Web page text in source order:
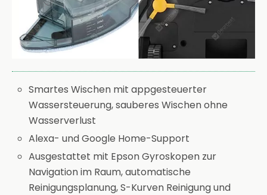
Smartes Wischen mit appgesteuerter
Wassersteuerung, sauberes Wischen ohne
Wasserverlust
Alexa- und Google Home-Support
Ausgestattet mit Epson Gyroskopen zur
Navigation im Raum, automatische
Reinigungsplanung, S-Kurven Reinigung und